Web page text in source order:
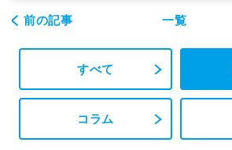
前の記事 一覧
すべて
コラム